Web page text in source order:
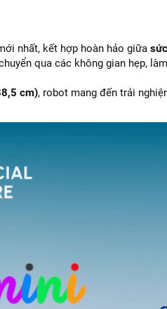
nhất, kết hợp hoàn hảo giữa
qua các không gian hẹp,
cm), robot mang đến trải